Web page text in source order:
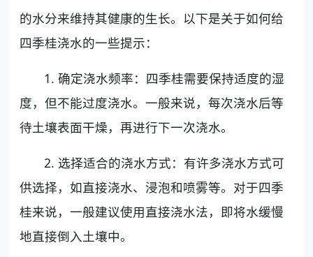
的水分来维持其健康的生长。以下是关于如何给
四季桂浇水的一些提示：
1. 确定浇水频率：四季桂需要保持适度的湿
度，但不能过度浇水。一般来说，每次浇水后等
待土壤表面干燥，再进行下一次浇水。
2. 选择适合的浇水方式：有许多浇水方式可
供选择，如直接浇水、浸泡和喷雾等。对于四季
桂来说，一般建议使用直接浇水法，即将水缓慢
地直接倒入土壤中。